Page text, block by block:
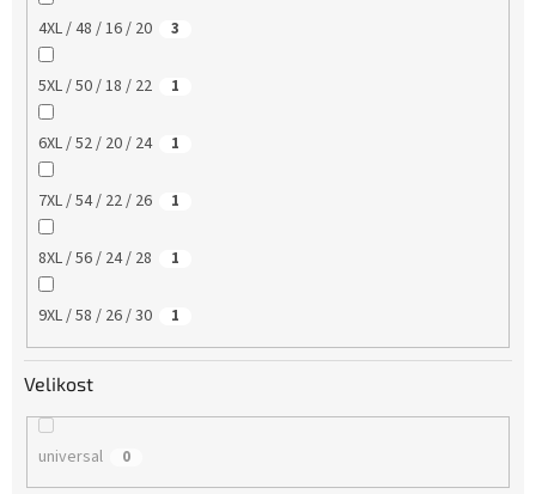
4XL / 48 / 16 / 20 3
5XL / 50 / 18 / 22 1
6XL / 52 / 20 / 24 1
7XL / 54 / 22 / 26 1
8XL / 56 / 24 / 28 1
9XL / 58 / 26 / 30 1
Velikost
universal 0